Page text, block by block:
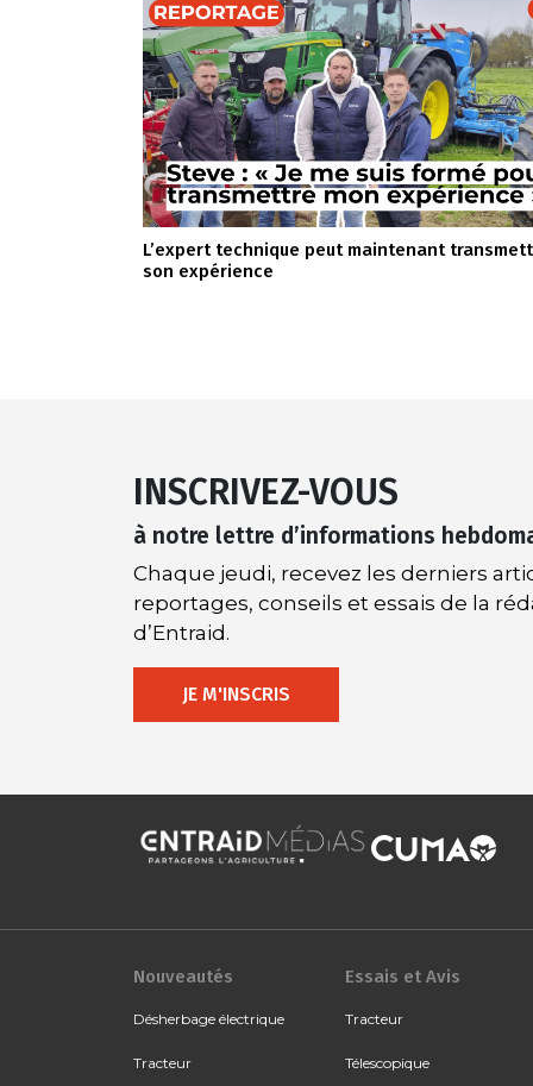
L’expert technique peut maintenant
son expérience
INSCRIVEZ-VOUS
à notre lettre d’informations
Chaque jeudi, recevez les derniers
reportages, conseils et essais de la
d’Entraid.
JE M'INSCRIS
Nouveautés
Désherbage électrique
Tracteur
Essais et Avis
Tracteur
Télescopique